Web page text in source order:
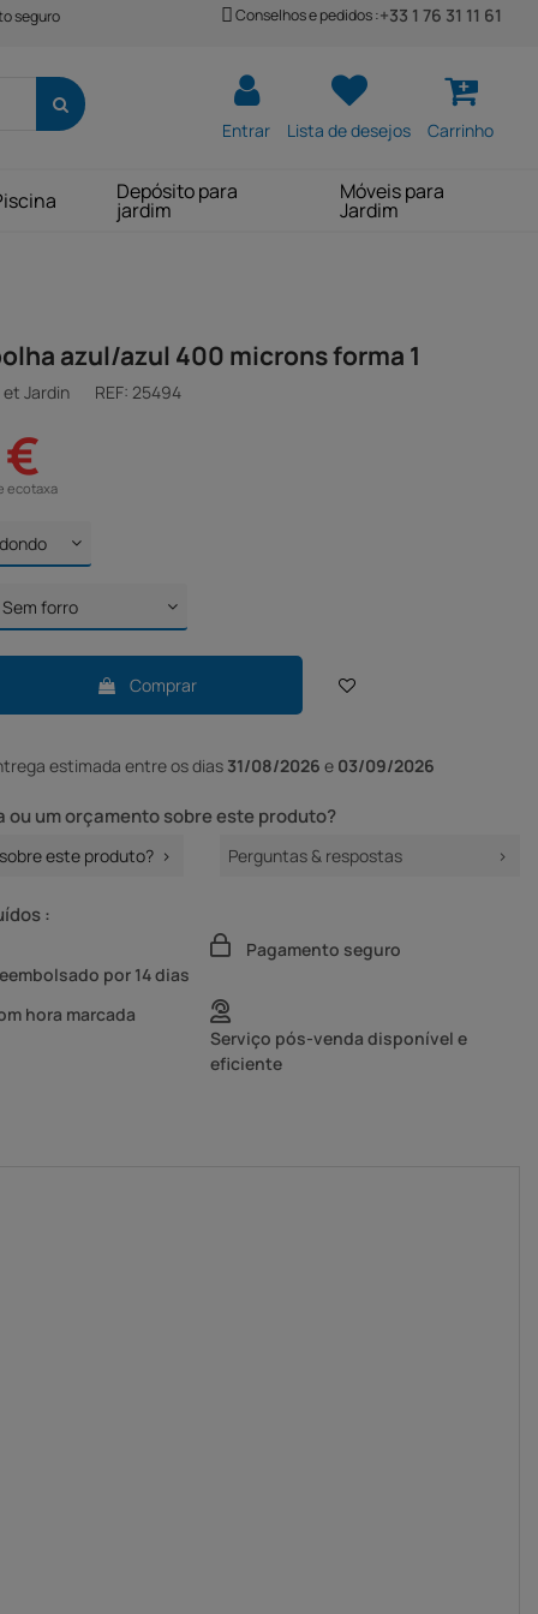
seguro Conselhos e pedidos :+33 1 76 31 11 61
Entrar Lista de desejos Carrinho
Depósito para
jardim
Móveis para
Jardim
azul/azul 400 microns forma 1
Jardin REF: 25494
ecotaxa
Comprar
estimada entre os dias 31/08/2026 e 03/09/2026
ou um orçamento sobre este produto?
este produto? Perguntas & respostas
:
por 14 dias
Pagamento seguro
hora marcada
Serviço pós-venda disponível e
eficiente